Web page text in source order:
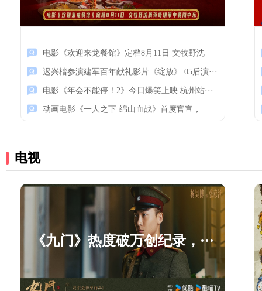
迟兴楷参演建军百年献礼影···
电影《欢迎来龙餐馆》定档8月11日 文牧野沈···
迟兴楷参演建军百年献礼影片《绽放》 05后演···
电影《年会不能停！2》今日爆笑上映 杭州站···
动画电影《一人之下·绵山血战》首度官宣，···
电视
《九门》热度破万创纪录，···